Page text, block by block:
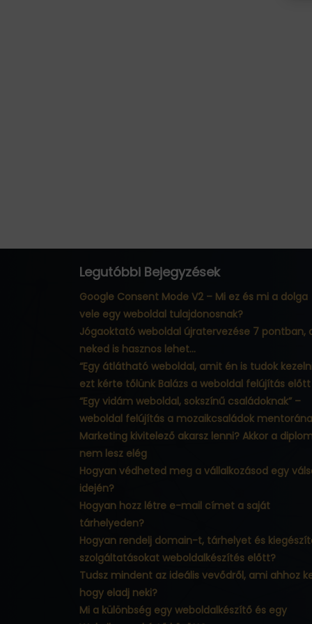
Legutóbbi Bejegyzések
Google Consent Mode V2 – Mi ez és mi a dolga
vele egy weboldal tulajdonosnak?
Jógaoktató weboldal újratervezése 7 pontban,
neked is hasznos lehet…
“Egy átlátható weboldal, amit én is tudok
ezt kérte tőlünk Balázs a weboldal felújítás előtt
“Egy vidám weboldal, sokszínű családoknak” –
weboldal felújítás a mozaikcsaládok
Marketing kivitelező akarsz lenni? Akkor a
nem lesz elég
Hogyan védheted meg a vállalkozásod egy
idején?
Hogyan hozz létre e-mail címet a saját
tárhelyeden?
Hogyan rendelj domain-t, tárhelyet és
szolgáltatásokat weboldalkészítés előtt?
Tudsz mindent az ideális vevődről, ami ahhoz
hogy eladj neki?
Mi a különbség egy weboldalkészítő és egy